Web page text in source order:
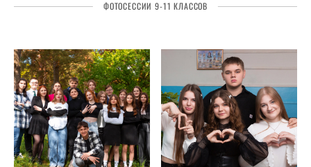
ФОТОСЕССИИ 9-11 КЛАССОВ